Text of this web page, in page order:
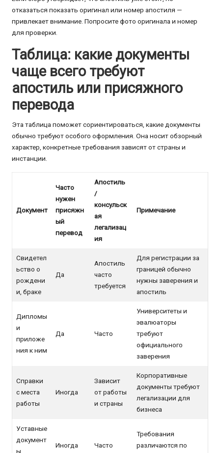
отказаться показать оригинал или номер апостиля —
привлекает внимание. Попросите фото оригинала и номер
для проверки.
Таблица: какие документы
чаще всего требуют
апостиль или присяжного
перевода
Эта таблица поможет сориентироваться, какие документы
обычно требуют особого оформления. Она носит обзорный
характер, конкретные требования зависят от страны и
инстанции.
Документ
Часто
нужен
присяжн
ый
перевод
Апостиль
/
консульск
ая
легализац
ия
Примечание
Свидетел
ьство о
рождени
и, браке
Да
Апостиль
часто
требуется
Для регистрации за
границей обычно
нужны заверения и
апостиль
Дипломы
и
приложе
ния к ним
Да Часто
Университеты и
эвалюаторы
требуют
официального
заверения
Справки
с места
работы
Иногда
Зависит
от работы
и страны
Корпоративные
документы требуют
легализации для
бизнеса
Уставные
документ
ы
Иногда Часто
Требования
различаются по